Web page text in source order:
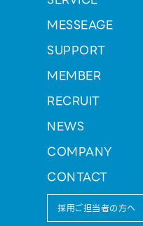
MESSEAGE
SUPPORT
MEMBER
RECRUIT
NEWS
COMPANY
CONTACT
採用ご担当者の方へ